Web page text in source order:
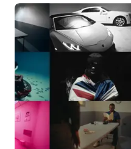
avec nous, un hôte de
jusqu'à 10 minutes avant le
studio est un espace créatif
la photographie et la
murs en bois b